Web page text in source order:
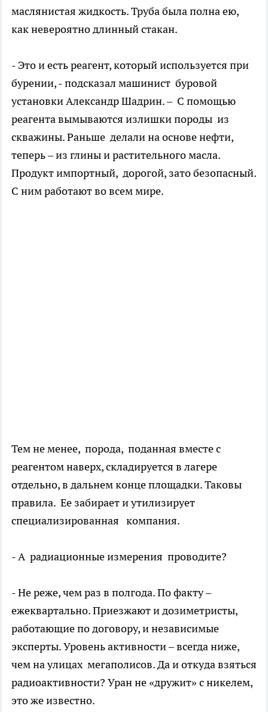
маслянистая жидкость. Труба была полна ею,
как невероятно длинный стакан.
- Это и есть реагент, который используется при
бурении, - подсказал машинист буровой
установки Александр Шадрин. – С помощью
реагента вымываются излишки породы из
скважины. Раньше делали на основе нефти,
теперь – из глины и растительного масла.
Продукт импортный, дорогой, зато безопасный.
С ним работают во всем мире.
Тем не менее, порода, поданная вместе с
реагентом наверх, складируется в лагере
отдельно, в дальнем конце площадки. Таковы
правила. Ее забирает и утилизирует
специализированная компания.
- А радиационные измерения проводите?
- Не реже, чем раз в полгода. По факту –
ежеквартально. Приезжают и дозиметристы,
работающие по договору, и независимые
эксперты. Уровень активности – всегда ниже,
чем на улицах мегаполисов. Да и откуда взяться
радиоактивности? Уран не «дружит» с никелем,
это же известно.